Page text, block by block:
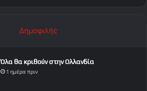
Δημοφιλής
Όλα θα κριθούν στην Ολλανδία
1 ημέρα πριν